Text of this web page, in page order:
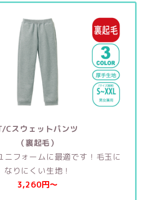
Cスウェットパンツ
（裏起毛）
ニフォームに最適です！毛玉に
なりにくい生地！
3,260円〜